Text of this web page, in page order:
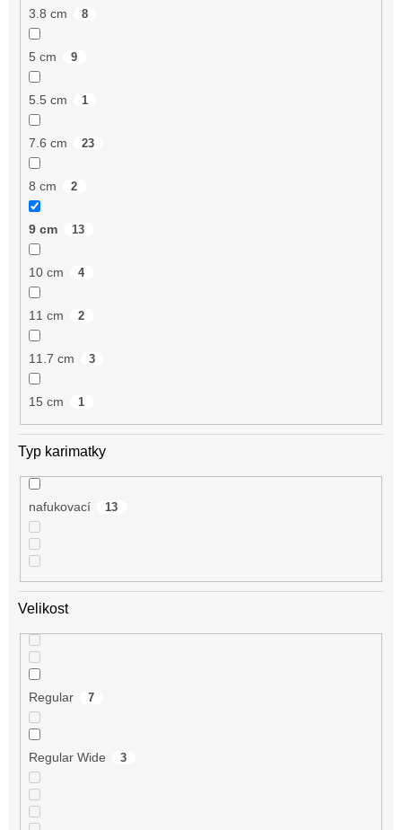
3.8 cm 8
5 cm 9
5.5 cm 1
7.6 cm 23
8 cm 2
9 cm 13
10 cm 4
11 cm 2
11.7 cm 3
15 cm 1
Typ karimatky
nafukovací 13
Velikost
Regular 7
Regular Wide 3